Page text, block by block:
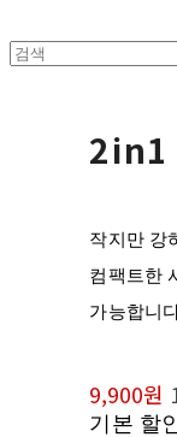
2in1
작지만 강
컴팩트한
가능합니
9,900원
기본 할